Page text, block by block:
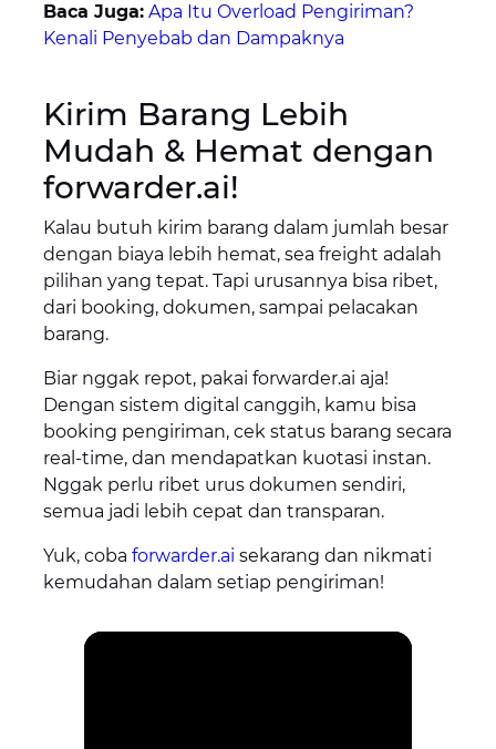
Baca Juga: Apa Itu Overload Pengiriman?
Kenali Penyebab dan Dampaknya
Kirim Barang Lebih
Mudah & Hemat dengan
forwarder.ai!
Kalau butuh kirim barang dalam jumlah besar
dengan biaya lebih hemat, sea freight adalah
pilihan yang tepat. Tapi urusannya bisa ribet,
dari booking, dokumen, sampai pelacakan
barang.
Biar nggak repot, pakai forwarder.ai aja!
Dengan sistem digital canggih, kamu bisa
booking pengiriman, cek status barang secara
real-time, dan mendapatkan kuotasi instan.
Nggak perlu ribet urus dokumen sendiri,
semua jadi lebih cepat dan transparan.
Yuk, coba forwarder.ai sekarang dan nikmati
kemudahan dalam setiap pengiriman!